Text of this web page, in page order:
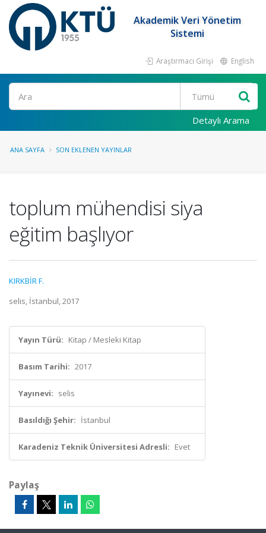
Akademik Veri Yönetim
Sistemi
Araştırmacı Girişi English
Ara
Detaylı Arama
ANA SAYFA SON EKLENEN YAYINLAR
toplum mühendisi siya
eğitim başlıyor
KIRKBİR F.
selis, İstanbul, 2017
Yayın Türü: Kitap / Mesleki Kitap
Basım Tarihi: 2017
Yayınevi: selis
Basıldığı Şehir: İstanbul
Karadeniz Teknik Üniversitesi Adresli: Evet
Paylaş